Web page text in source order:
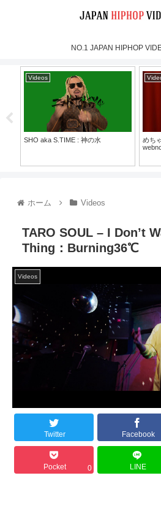
NO.1 JAPAN HIPHOP
Videos
SHO aka S.TIME : 神の水
めち
ホーム Videos
TARO SOUL – I Don’t
Thing：Burning36℃
Videos
Twitter Facebook
Pocket 0 LINE